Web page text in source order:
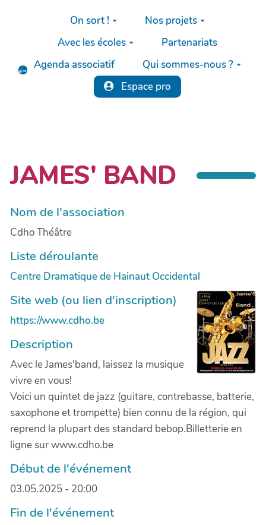
Aller au contenu principal
On sort !
Nos projets
Avec les écoles
Partenariats
Agenda associatif
Qui sommes-nous ?
Espace pro
JAMES' BAND
Nom de l'association
Cdho Théâtre
Liste déroulante
Centre Dramatique de Hainaut Occidental
Site web (ou lien d'inscription)
https://www.cdho.be
Description
Avec le James'band, laissez la musique
vivre en vous!
Voici un quintet de jazz (guitare, contrebasse, batterie,
saxophone et trompette) bien connu de la région, qui
reprend la plupart des standard bebop.Billetterie en
ligne sur www.cdho.be
Début de l'événement
03.05.2025 - 20:00
Fin de l'événement